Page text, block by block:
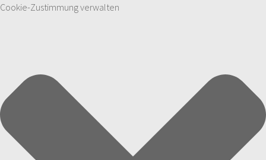
Cookie-Zustimmung verwalten